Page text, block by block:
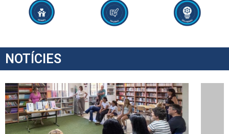
NOTÍCIES